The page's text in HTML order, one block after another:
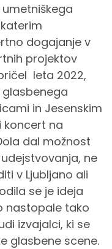
dogajanje v
projektov
leta 2022,
in Jesenskim
koncert na
dal možnost
ne
v Ljubljano ali
se je ideja
nastopale tako
izvajalci, ki se
glasbene scene.